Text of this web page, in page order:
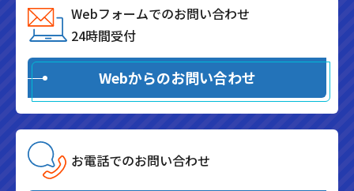
Webフォームでのお問い合わせ
24時間受付
Webからのお問い合わせ
お電話でのお問い合わせ